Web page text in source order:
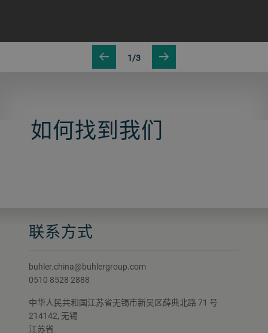
1/3
如何找到我们
联系方式
buhler.china@buhlergroup.com
0510 8528 2888
中华人民共和国江苏省无锡市新吴区薛典北路 71 号
214142, 无锡
江苏省